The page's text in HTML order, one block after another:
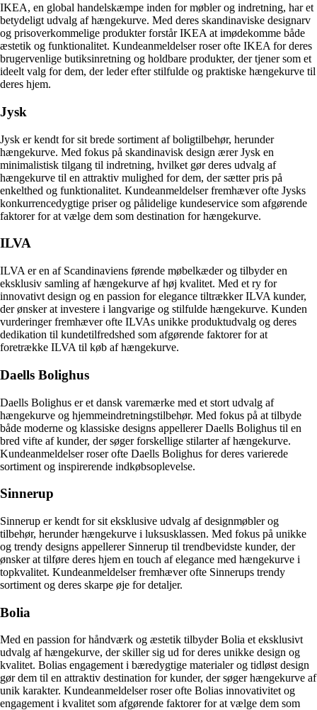
IKEA, en global handelskæmpe inden for møbler og indretning, har et
betydeligt udvalg af hængekurve. Med deres skandinaviske designarv
og prisoverkommelige produkter forstår IKEA at imødekomme både
æstetik og funktionalitet. Kundeanmeldelser roser ofte IKEA for deres
brugervenlige butiksinretning og holdbare produkter, der tjener som et
ideelt valg for dem, der leder efter stilfulde og praktiske hængekurve til
deres hjem.
Jysk
Jysk er kendt for sit brede sortiment af boligtilbehør, herunder
hængekurve. Med fokus på skandinavisk design ærer Jysk en
minimalistisk tilgang til indretning, hvilket gør deres udvalg af
hængekurve til en attraktiv mulighed for dem, der sætter pris på
enkelthed og funktionalitet. Kundeanmeldelser fremhæver ofte Jysks
konkurrencedygtige priser og pålidelige kundeservice som afgørende
faktorer for at vælge dem som destination for hængekurve.
ILVA
ILVA er en af Scandinaviens førende møbelkæder og tilbyder en
eksklusiv samling af hængekurve af høj kvalitet. Med et ry for
innovativt design og en passion for elegance tiltrækker ILVA kunder,
der ønsker at investere i langvarige og stilfulde hængekurve. Kunden
vurderinger fremhæver ofte ILVAs unikke produktudvalg og deres
dedikation til kundetilfredshed som afgørende faktorer for at
foretrække ILVA til køb af hængekurve.
Daells Bolighus
Daells Bolighus er et dansk varemærke med et stort udvalg af
hængekurve og hjemmeindretningstilbehør. Med fokus på at tilbyde
både moderne og klassiske designs appellerer Daells Bolighus til en
bred vifte af kunder, der søger forskellige stilarter af hængekurve.
Kundeanmeldelser roser ofte Daells Bolighus for deres varierede
sortiment og inspirerende indkøbsoplevelse.
Sinnerup
Sinnerup er kendt for sit eksklusive udvalg af designmøbler og
tilbehør, herunder hængekurve i luksusklassen. Med fokus på unikke
og trendy designs appellerer Sinnerup til trendbevidste kunder, der
ønsker at tilføre deres hjem en touch af elegance med hængekurve i
topkvalitet. Kundeanmeldelser fremhæver ofte Sinnerups trendy
sortiment og deres skarpe øje for detaljer.
Bolia
Med en passion for håndværk og æstetik tilbyder Bolia et eksklusivt
udvalg af hængekurve, der skiller sig ud for deres unikke design og
kvalitet. Bolias engagement i bæredygtige materialer og tidløst design
gør dem til en attraktiv destination for kunder, der søger hængekurve af
unik karakter. Kundeanmeldelser roser ofte Bolias innovativitet og
engagement i kvalitet som afgørende faktorer for at vælge dem som